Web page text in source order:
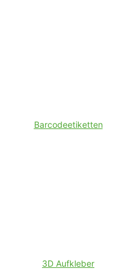
Barcodeetiketten
3D Aufkleber